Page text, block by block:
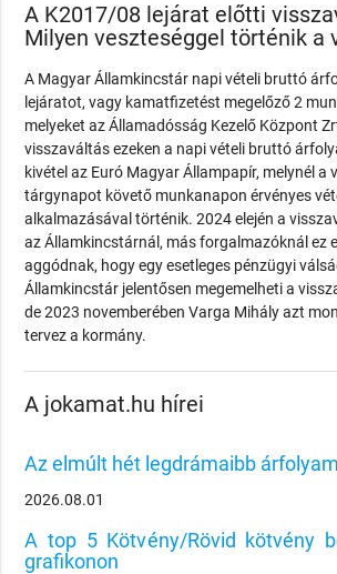
A K2017/08 lejárat előtti
Milyen veszteséggel történik a
A Magyar Államkincstár napi vételi bruttó
lejáratot, vagy kamatfizetést megelőző 2
melyeket az Államadósság Kezelő Központ
visszaváltás ezeken a napi vételi bruttó
kivétel az Euró Magyar Állampapír, melynél a
tárgynapot követő munkanapon érvényes
alkalmazásával történik. 2024 elején a
az Államkincstárnál, más forgalmazóknál ez
aggódnak, hogy egy esetleges pénzügyi
Államkincstár jelentősen megemelheti a
de 2023 novemberében Varga Mihály azt
tervez a kormány.
A jokamat.hu hírei
Az elmúlt hét legdrámaibb
2026.08.01
A top 5 Kötvény/Rövid kötvény
grafikonon